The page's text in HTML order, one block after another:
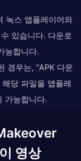
녹스 앱플레이어와
있습니다. 다운로
능합니다.
경우는, "APK 다운
당 파일을 앱플레
가능합니다.
영상